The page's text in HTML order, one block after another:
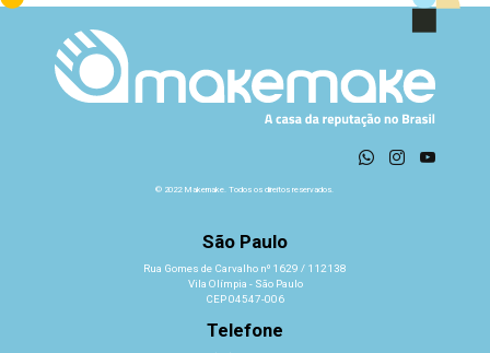
© 2022 Makemake. Todos os direitos reservados.
São Paulo
Rua Gomes de Carvalho nº 1629 / 112138
Vila Olímpia - São Paulo
CEP 04547-006
Telefone